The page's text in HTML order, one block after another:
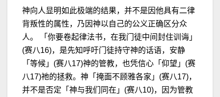
神向人显明如此极端的结果，并不是因他具有二律
背叛性的属性，乃因神以自己的公义正确区分众
人。 「你要卷起律法书，在我门徒中间封住训诲」
(赛八16)，是先知呼吁门徒持守神的话语，安静
「等候」(赛八17)神的管教，也凭信心「仰望」(赛
八17)祂的拯救。神「掩面不顾雅各家」(赛八17)，
并不是否定「神与我们同在」(赛八10)，因为管教